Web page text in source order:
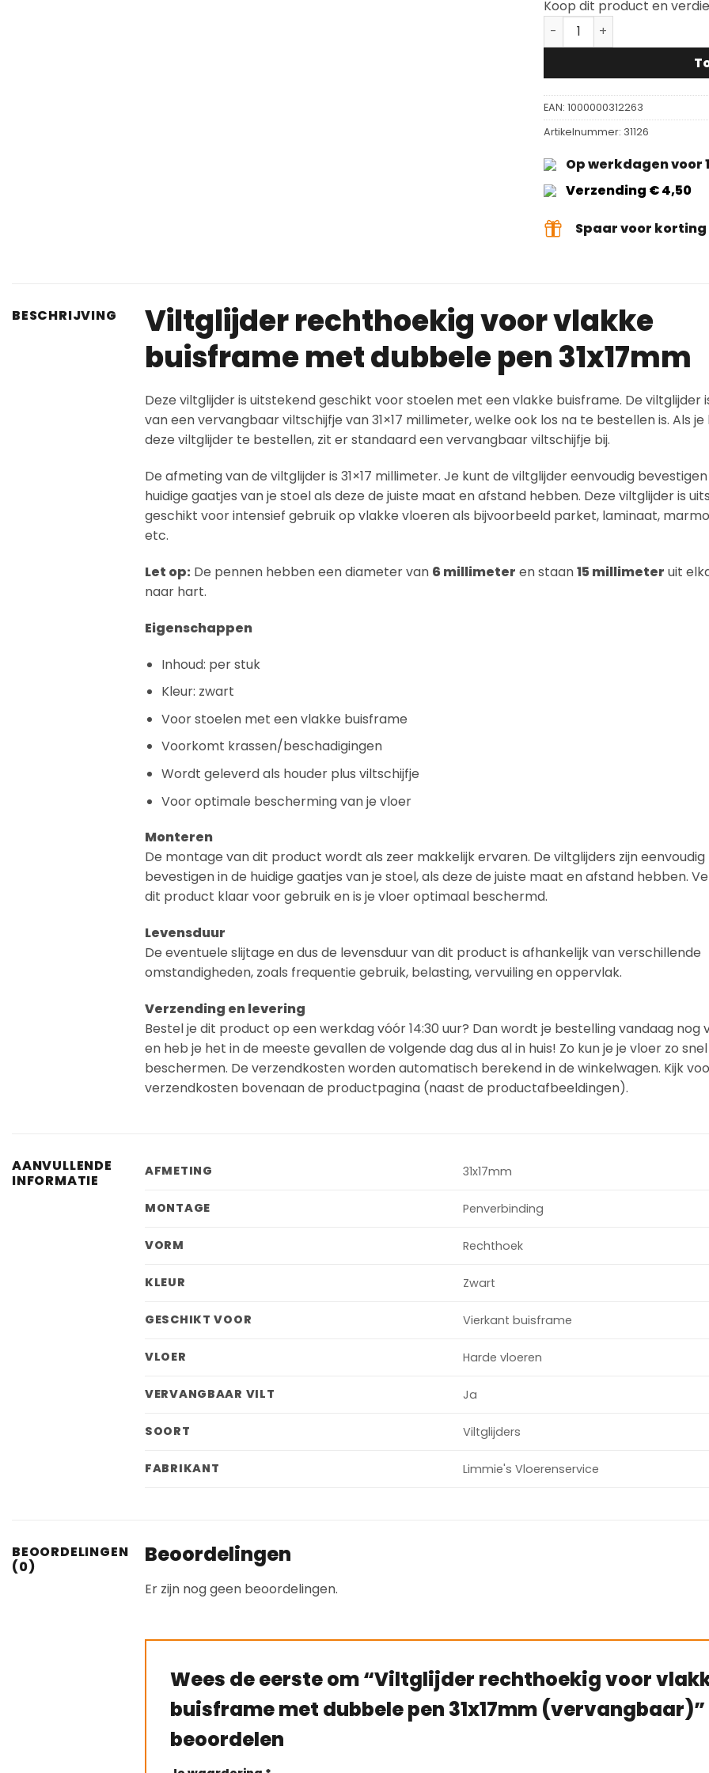
Koop dit product en
Viltglijder rechthoekig
EAN: 1000000312263
Artikelnummer: 31126
Op werkdagen voor
Verzending € 4,50
Spaar voor
BESCHRIJVING
Viltglijder rechthoekig voor vlakke
buisframe met dubbele pen 31x17mm
Deze viltglijder is uitstekend geschikt voor stoelen met een vlakke buisframe. De viltglijder
van een vervangbaar viltschijfje van 31×17 millimeter, welke ook los na te bestellen is. Als
deze viltglijder te bestellen, zit er standaard een vervangbaar viltschijfje bij.
De afmeting van de viltglijder is 31×17 millimeter. Je kunt de viltglijder eenvoudig
huidige gaatjes van je stoel als deze de juiste maat en afstand hebben. Deze viltglijder is
geschikt voor intensief gebruik op vlakke vloeren als bijvoorbeeld parket, laminaat,
etc.
Let op: De pennen hebben een diameter van 6 millimeter en staan15 millimeter uit
naar hart.
Eigenschappen
Inhoud: per stuk
Kleur: zwart
Voor stoelen met een vlakke buisframe
Voorkomt krassen/beschadigingen
Wordt geleverd als houder plus viltschijfje
Voor optimale bescherming van je vloer
Monteren
De montage van dit product wordt als zeer makkelijk ervaren. De viltglijders zijn eenvoudig
bevestigen in de huidige gaatjes van je stoel, als deze de juiste maat en afstand hebben.
dit product klaar voor gebruik en is je vloer optimaal beschermd.
Levensduur
De eventuele slijtage en dus de levensduur van dit product is afhankelijk van verschillende
omstandigheden, zoals frequentie gebruik, belasting, vervuiling en oppervlak.
Verzending en levering
Bestel je dit product op een werkdag vóór 14:30 uur? Dan wordt je bestelling vandaag nog
en heb je het in de meeste gevallen de volgende dag dus al in huis! Zo kun je je vloer zo
beschermen. De verzendkosten worden automatisch berekend in de winkelwagen. Kijk
verzendkosten bovenaan de productpagina (naast de productafbeeldingen).
AANVULLENDE
INFORMATIE
AFMETING 31x17mm
MONTAGE Penverbinding
VORM Rechthoek
KLEUR Zwart
GESCHIKT VOOR Vierkant buisframe
VLOER Harde vloeren
VERVANGBAAR VILT Ja
SOORT Viltglijders
FABRIKANT Limmie's Vloerenservice
BEOORDELINGEN
(0)
Beoordelingen
Er zijn nog geen beoordelingen.
Wees de eerste om “Viltglijder rechthoekig voor
buisframe met dubbele pen 31x17mm
beoordelen